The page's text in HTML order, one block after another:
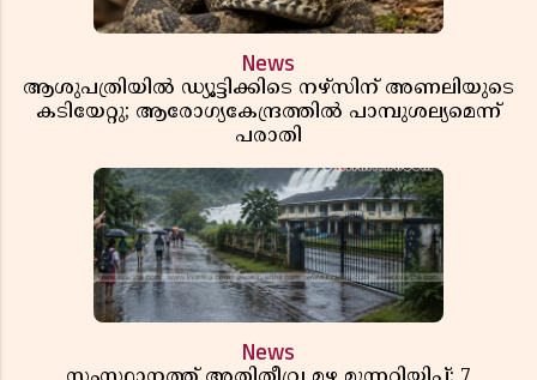
News
ആശുപത്രിയിൽ ഡ്യൂട്ടിക്കിടെ നഴ്സിന് അണലിയുടെ
കടിയേറ്റു; ആരോഗ്യകേന്ദ്രത്തിൽ പാമ്പുശല്യമെന്ന്
പരാതി
News